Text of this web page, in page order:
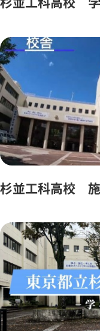
杉並工科高校 施